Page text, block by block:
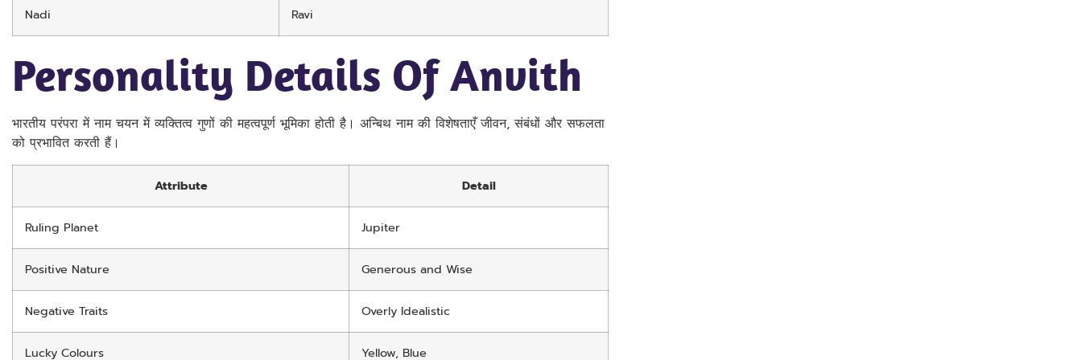
Nadi Ravi
Personality Details Of Anvith
भारतीय परंपरा में नाम चयन में व्यक्तित्व गुणों की महत्वपूर्ण भूमिका होती है। अन्बिथ नाम की विशेषताएँ जीवन, संबंधों और सफलता
को प्रभावित करती हैं।
Attribute Detail
Ruling Planet Jupiter
Positive Nature Generous and Wise
Negative Traits Overly Idealistic
Lucky Colours Yellow, Blue